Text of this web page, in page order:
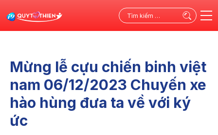
kiếm
Mừng lễ cựu chiến binh việt
nam 06/12/2023 Chuyến xe
hào hùng đưa ta về với ký
ức